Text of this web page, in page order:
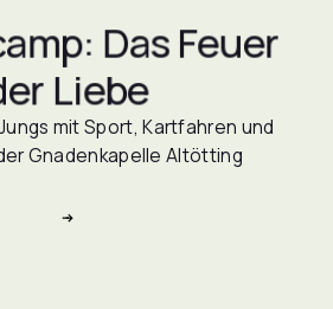
Das Feuer
Liebe
mit Sport, Kartfahren und
Gnadenkapelle Altötting